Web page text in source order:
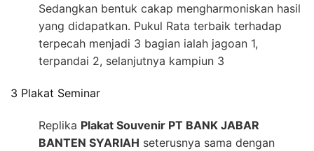
Sedangkan bentuk cakap mengharmoniskan hasil
yang didapatkan. Pukul Rata terbaik terhadap
terpecah menjadi 3 bagian ialah jagoan 1,
terpandai 2, selanjutnya kampiun 3
3 Plakat Seminar
Replika Plakat Souvenir PT BANK JABAR
BANTEN SYARIAH seterusnya sama dengan